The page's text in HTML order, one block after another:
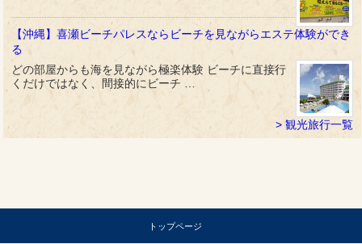
【沖縄】喜瀬ビーチパレスならビーチを見ながらエステ体験ができ
る
どの部屋からも海を見ながら極楽体験 ビーチに直接行
くだけではなく、間接的にビーチ …
観光旅行一覧
トップページ